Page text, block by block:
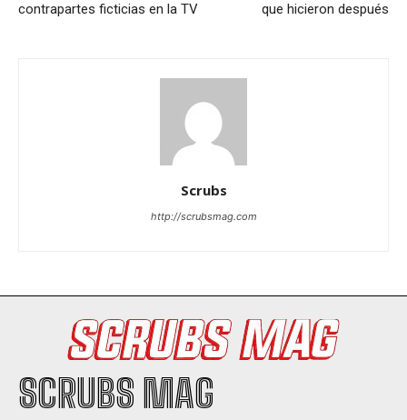
contrapartes ficticias en la TV
que hicieron después
Scrubs
http://scrubsmag.com
SCRUBS MAG